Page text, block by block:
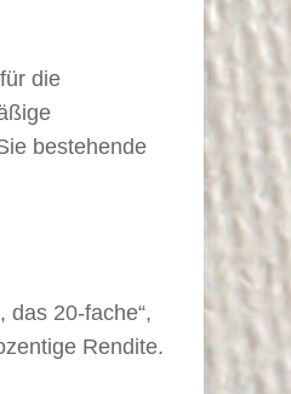
die
bestehende
das 20-fache“,
Rendite.